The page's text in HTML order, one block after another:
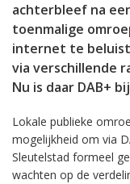
achterbleef na
toenmalige
internet te
via verschillende
Nu is daar DAB+
Lokale publieke
mogelijkheid om via
Sleutelstad formeel
wachten op de